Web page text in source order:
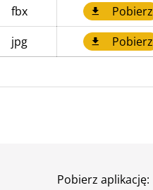
fbx Pobierz
jpg
Pobierz
Pobierz aplikację: